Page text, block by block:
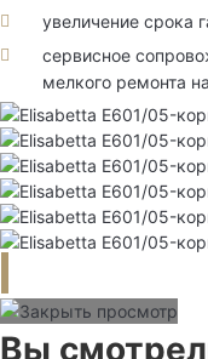
увеличение срока
сервисное
мелкого ремонта
Вы